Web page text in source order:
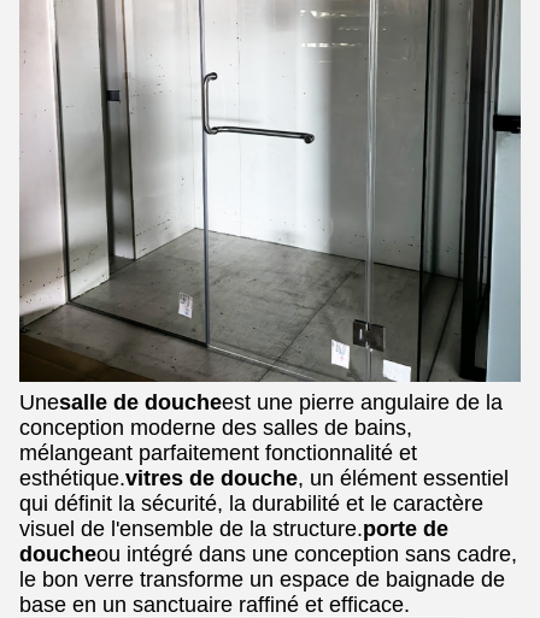
Unesalle de doucheest une pierre angulaire de la
conception moderne des salles de bains,
mélangeant parfaitement fonctionnalité et
esthétique.vitres de douche, un élément essentiel
qui définit la sécurité, la durabilité et le caractère
visuel de l'ensemble de la structure.porte de
doucheou intégré dans une conception sans cadre,
le bon verre transforme un espace de baignade de
base en un sanctuaire raffiné et efficace.